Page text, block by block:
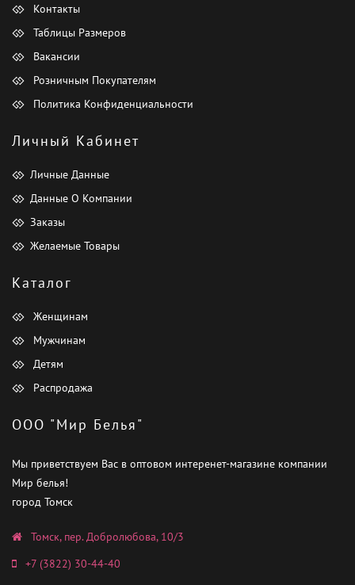
Контакты
Таблицы Размеров
Вакансии
Розничным Покупателям
Политика Конфиденциальности
Личный Кабинет
Личные Данные
Данные О Компании
Заказы
Желаемые Товары
Каталог
Женщинам
Мужчинам
Детям
Распродажа
ООО "Мир Белья"
Мы приветствуем Вас в оптовом интеренет-магазине компании
Мир белья!
город Томск
Томск, пер. Добролюбова, 10/3
+7 (3822) 30-44-40